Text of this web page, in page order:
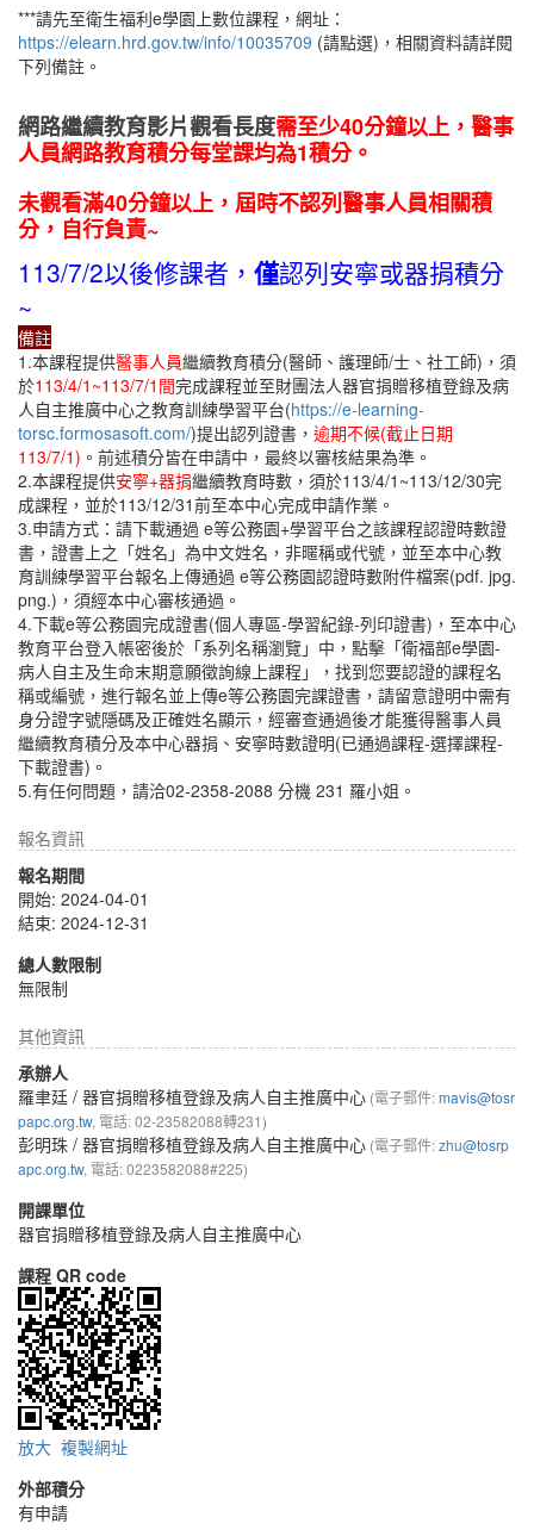
***請先至衛生福利e學園上數位課程，網址：
https://elearn.hrd.gov.tw/info/10035709 (請點選)，相關資料請詳閱
下列備註。
網路繼續教育影片觀看長度需至少40分鐘以上 ， 醫事
人員網路教育積分每堂課均為1積分。
未觀看滿40分鐘以上，屆時不認列醫事人員相關積
分，自行負責~
113/7/2以後修課者， 僅認列安寧或器捐積分
~
備註
1.本課程提供醫事人員繼續教育積分(醫師、護理師/士、社工師)，須
於113/4/1~113/7/1間完成課程並至財團法人器官捐贈移植登錄及病
人自主推廣中心之教育訓練學習平台(https://e-learning-
torsc.formosasoft.com/)提出認列證書， 逾期不候(截止日期
113/7/1) 。前述積分皆在申請中，最終以審核結果為準。
2.本課程提供安寧+器捐繼續教育時數，須於113/4/1~113/12/30完
成課程，並於113/12/31前至本中心完成申請作業。
3.申請方式：請下載通過 e等公務園+學習平台之該課程認證時數證
書，證書上之「姓名」為中文姓名，非暱稱或代號，並至本中心教
育訓練學習平台報名上傳通過 e等公務園認證時數附件檔案(pdf. jpg.
png.)，須經本中心審核通過。
4.下載e等公務園完成證書(個人專區-學習紀錄-列印證書)，至本中心
教育平台登入帳密後於「系列名稱瀏覽」中，點擊「衛福部e學園-
病人自主及生命末期意願徵詢線上課程」，找到您要認證的課程名
稱或編號，進行報名並上傳e等公務園完課證書，請留意證明中需有
身分證字號隱碼及正確姓名顯示，經審查通過後才能獲得醫事人員
繼續教育積分及本中心器捐、安寧時數證明(已通過課程-選擇課程-
下載證書)。
5.有任何問題，請洽02-2358-2088 分機 231 羅小姐。
報名資訊
報名期間
開始: 2024-04-01
結束: 2024-12-31
總人數限制
無限制
其他資訊
承辦人
羅聿廷 / 器官捐贈移植登錄及病人自主推廣中心 (電子郵件:mavis@tosr
papc.org.tw, 電話: 02-23582088轉231)
彭明珠 / 器官捐贈移植登錄及病人自主推廣中心 (電子郵件:zhu@tosrp
apc.org.tw, 電話: 0223582088#225)
開課單位
器官捐贈移植登錄及病人自主推廣中心
課程 QR code
放大 複製網址
外部積分
有申請